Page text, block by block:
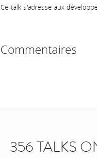
Ce talk s'adresse aux
Commentaires
356 TALKS